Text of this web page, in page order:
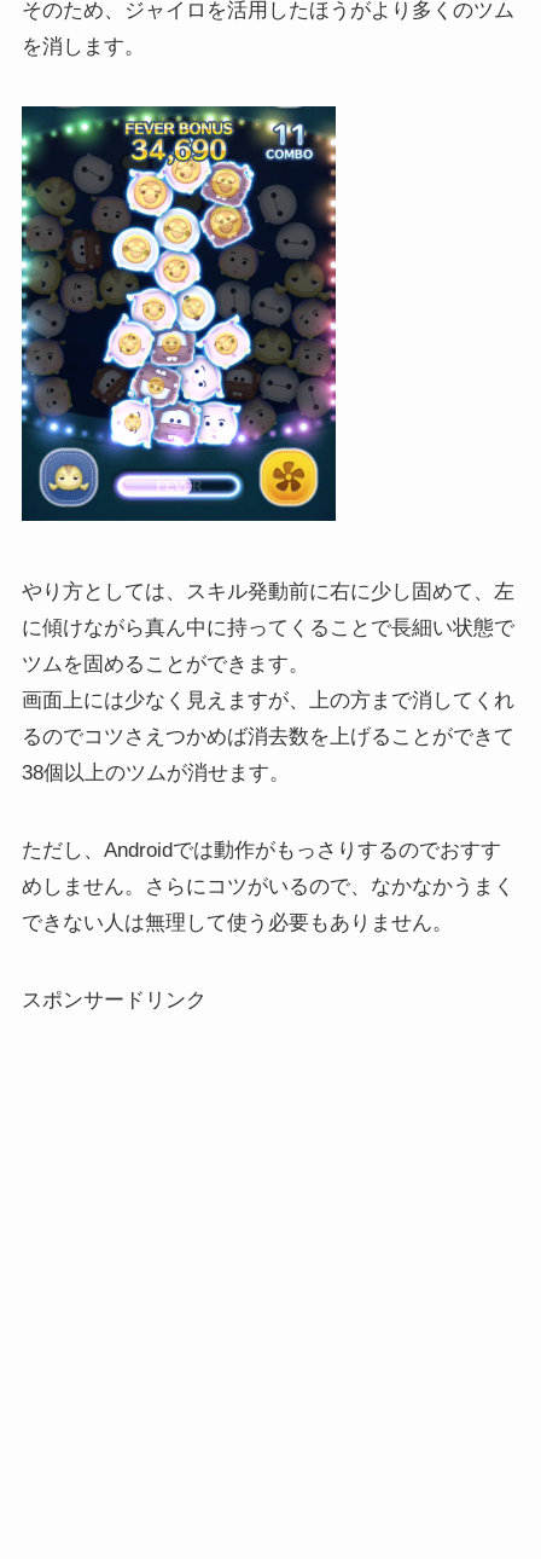
そのため、ジャイロを活用したほうがより多くのツム
を消します。
やり方としては、スキル発動前に右に少し固めて、左
に傾けながら真ん中に持ってくることで長細い状態で
ツムを固めることができます。
画面上には少なく見えますが、上の方まで消してくれ
るのでコツさえつかめば消去数を上げることができて
38個以上のツムが消せます。
ただし、Androidでは動作がもっさりするのでおすす
めしません。さらにコツがいるので、なかなかうまく
できない人は無理して使う必要もありません。
スポンサードリンク